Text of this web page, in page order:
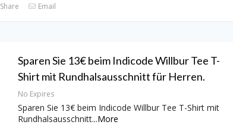
Share Email
Sparen Sie 13€ beim Indicode Willbur Tee T-
Shirt mit Rundhalsausschnitt für Herren.
No Expires
Sparen Sie 13€ beim Indicode Willbur Tee T-Shirt mit
Rundhalsausschnitt...More